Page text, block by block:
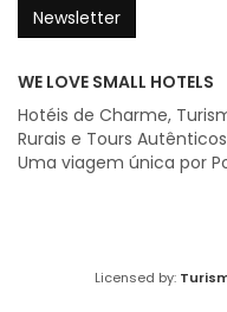
Newsletter
WE LOVE SMALL HOTELS
Hotéis de Charme,
Rurais e Tours
Uma viagem única por
Licensed by: